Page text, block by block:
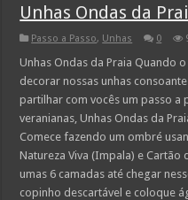
Unhas Ondas da
Passo a Passo, Unhas 0
Unhas Ondas da Praia Quando
decorar nossas unhas
partilhar com vocês um passo a
veranianas, Unhas Ondas da
Comece fazendo um ombré
Natureza Viva (Impala) e Cartão
umas 6 camadas até chegar
copinho descartável e coloque